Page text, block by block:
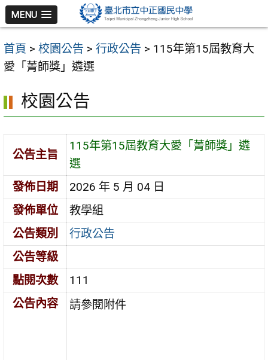
跳
至
主
要
容
區
MENU
首頁 > 校園公告 > 行政公告 > 115年第15屆教育大
愛「菁師獎」遴選
校園公告
公告主旨
115年第15屆教育大愛「菁師獎」遴
選
發佈日期
2026 年 5 月 04 日
發佈單位
教學組
公告類別
行政公告
公告等級
點閱次數
111
公告內容
請參閱附件